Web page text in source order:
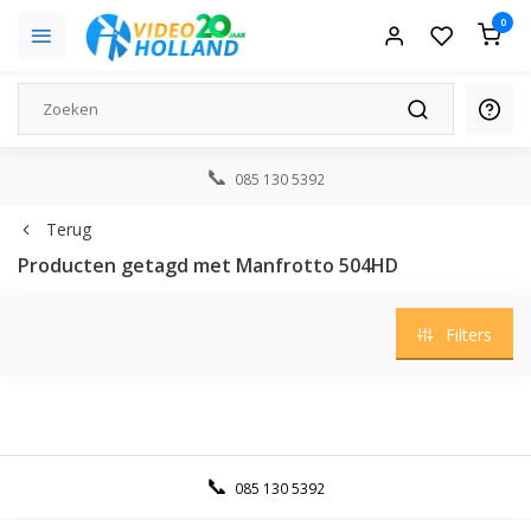
0
085 130 5392
Terug
Producten getagd met Manfrotto 504HD
Filters
085 130 5392